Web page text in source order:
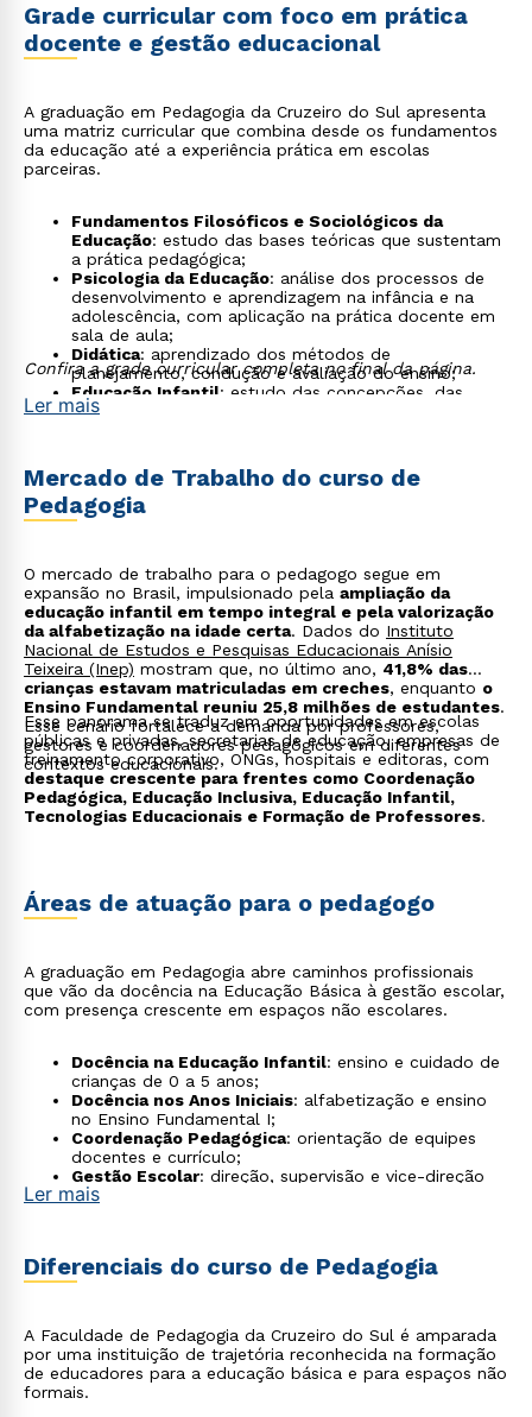
Grade curricular com foco em prática
docente e gestão educacional
A graduação em Pedagogia da Cruzeiro do Sul apresenta
uma matriz curricular que combina desde os fundamentos
da educação até a experiência prática em escolas
parceiras.
Fundamentos Filosóficos e Sociológicos da
Educação: estudo das bases teóricas que sustentam
a prática pedagógica;
Psicologia da Educação: análise dos processos de
desenvolvimento e aprendizagem na infância e na
adolescência, com aplicação na prática docente em
sala de aula;
Didática: aprendizado dos métodos de
planejamento, condução e avaliação do ensino;
Educação Infantil: estudo das concepções, das
práticas e do desenvolvimento na primeira infância;
Metodologias do Ensino Fundamental
: aprendizado
das abordagens didáticas voltadas ao ensino de
Língua Portuguesa, Matemática, Ciências, História,
Geografia e Artes nos Anos Iniciais;
e da supervisão escolar;
Educação Inclusiva: aprendizado das estratégias de
atendimento educacional especializado e do
acolhimento à diversidade em sala de aula, em
diálogo com a disciplina de LIBRAS;
Estágio Supervisionado: prática docente em
Educação Infantil, Anos Iniciais e Gestão Escolar,
com vivência em diferentes contextos da realidade
educacional.
Confira a grade curricular completa no final da página.
Ler mais
Mercado de Trabalho do curso de
Pedagogia
O mercado de trabalho para o pedagogo segue em
expansão no Brasil, impulsionado pela ampliação da
educação infantil em tempo integral e pela valorização
da alfabetização na idade certa. Dados do Instituto
Nacional de Estudos e Pesquisas Educacionais Anísio
Teixeira (Inep) mostram que, no último ano, 41,8% das
crianças estavam matriculadas em creches, enquanto o
Ensino Fundamental reuniu 25,8 milhões de estudantes.
Esse cenário fortalece a demanda por professores,
gestores e coordenadores pedagógicos em diferentes
contextos educacionais.
Esse panorama se traduz em oportunidades em escolas
públicas e privadas, secretarias de educação, empresas de
treinamento corporativo, ONGs, hospitais e editoras, com
destaque crescente para frentes como Coordenação
Pedagógica, Educação Inclusiva, Educação Infantil,
Tecnologias Educacionais e Formação de Professores.
Áreas de atuação para o pedagogo
A graduação em Pedagogia abre caminhos profissionais
que vão da docência na Educação Básica à gestão escolar,
com presença crescente em espaços não escolares.
Docência na Educação Infantil: ensino e cuidado de
crianças de 0 a 5 anos;
Docência nos Anos Iniciais: alfabetização e ensino
no Ensino Fundamental I;
Coordenação Pedagógica: orientação de equipes
docentes e currículo;
Gestão Escolar: direção, supervisão e vice-direção
em escolas;
crianças em tratamento;
Educação de Jovens e Adultos
: alfabetização e
escolarização em EJA;
Políticas Públicas Educacionais: atuação em
secretarias e órgãos gestores;
Tecnologias Educacionais
Ler mais
Diferenciais do curso de Pedagogia
A Faculdade de Pedagogia da Cruzeiro do Sul é amparada
por uma instituição de trajetória reconhecida na formação
de educadores para a educação básica e para espaços não
formais.